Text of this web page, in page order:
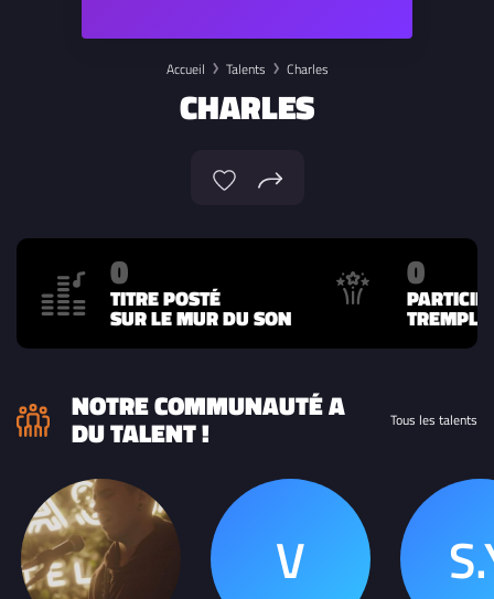
Accueil Talents Charles
CHARLES
0
TITRE POSTÉ
SUR LE MUR DU SON
0
NOTRE COMMUNAUTÉ A
DU TALENT ! Tous les talents